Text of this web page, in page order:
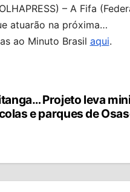
– A Fifa
atuarão na próxima…
ao Minuto Brasil aqui.
Projeto leva mini
e parques de